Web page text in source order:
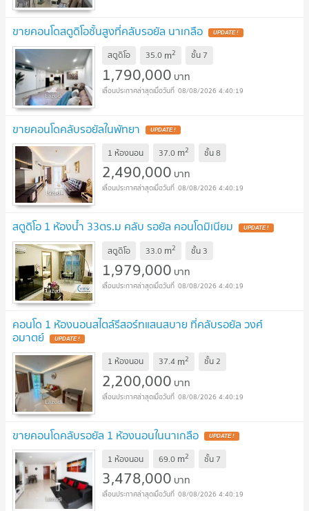
ขายคอนโดสตูดิโอชั้นสูงที่คลับรอยัล นาเกลือ
สตูดิโอ 35.0 m2 ชั้น 7
1,790,000 บาท
08/08/2026 4:40:19
ขายคอนโดคลับรอยัลในพัทยา
1 ห้องนอน 37.0 m2 ชั้น8
2,490,000 บาท
08/08/2026 4:40:19
สตูดิโอ 1 ห้องน้ำ 33ตร.ม คลับ รอยัล คอนโดมิเนียม
สตูดิโอ 33.0 m2 ชั้น 3
1,979,000 บาท
08/08/2026 4:40:19
คอนโด 1 ห้องนอนสไตล์รีสอร์ทแสนสบาย ที่คลับรอยัล วงศ์
อมาตย์
1 ห้องนอน 37.4 m2 ชั้น2
2,200,000 บาท
08/08/2026 4:40:19
ขายคอนโดคลับรอยัล 1 ห้องนอนในนาเกลือ
1 ห้องนอน 69.0 m2 ชั้น 7
3,478,000 บาท
08/08/2026 4:40:19